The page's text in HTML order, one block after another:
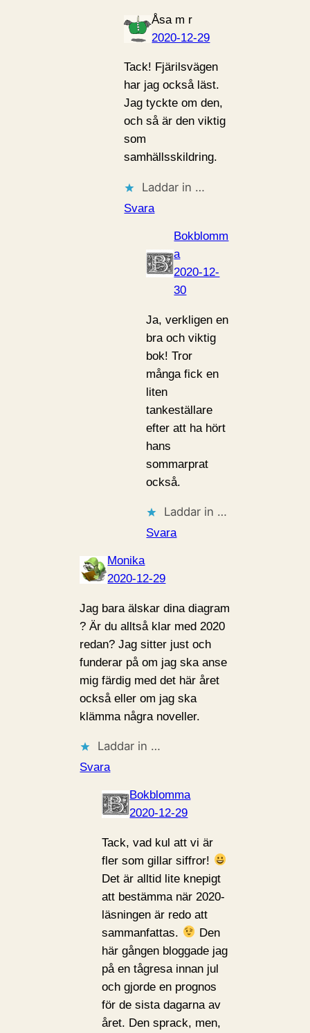
Åsa m r
2020-12-29
Tack! Fjärilsvägen
har jag också läst.
Jag tyckte om den,
och så är den viktig
som
samhällsskildring.
Laddar in …
Svara
Bokblomm
a
2020-12-
30
Ja, verkligen en
bra och viktig
bok! Tror
många fick en
liten
tankeställare
efter att ha hört
hans
sommarprat
också.
Laddar in …
Svara
Monika
2020-12-29
Jag bara älskar dina diagram
? Är du alltså klar med 2020
redan? Jag sitter just och
funderar på om jag ska anse
mig färdig med det här året
också eller om jag ska
klämma några noveller.
Laddar in …
Svara
Bokblomma
2020-12-29
Tack, vad kul att vi är
fler som gillar siffror!
Det är alltid lite knepigt
att bestämma när 2020-
läsningen är redo att
sammanfattas.
Den
här gången bloggade jag
på en tågresa innan jul
och gjorde en prognos
för de sista dagarna av
året. Den sprack, men,